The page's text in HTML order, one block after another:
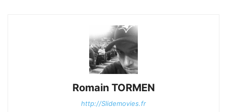
Romain TORMEN
http://Slidemovies.fr